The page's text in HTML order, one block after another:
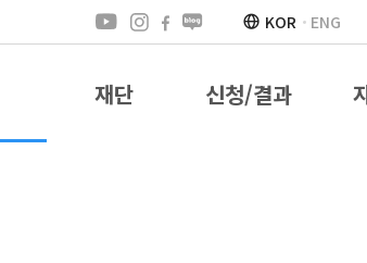
KOR ENG
재단 신청/결과